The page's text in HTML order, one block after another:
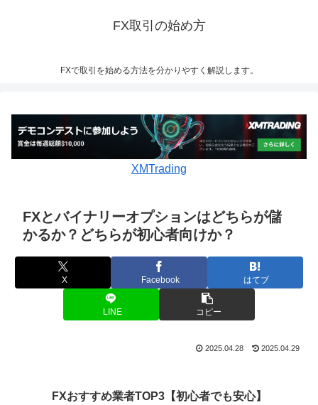
FX取引の始め方
FXで取引を始める方法を分かりやすく解説します。
XMTrading
FXとバイナリーオプションはどちらが儲
かるか？どちらが初心者向けか？
X Facebook はてブ
LINE コピー
2025.04.28 2025.04.29
FXおすすめ業者TOP3【初心者でも安心】